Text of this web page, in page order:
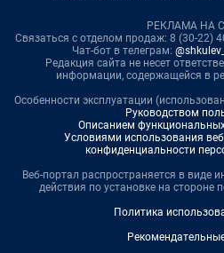
РЕКЛАМА НА
Связаться с отделом продаж: 8 (30-22)
Чат-бот в телеграм:
Редакция сайта не несет
информации, содержащейся в
Особенности эксплуатации
Руководством
Описанием
Условиями использования
конфиденциальности
Веб-портал распространяется в виде
действия по установке на стороне
Политика